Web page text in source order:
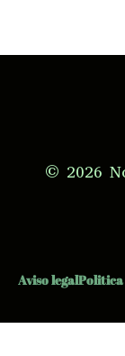
© 2026
Aviso legalPolitica